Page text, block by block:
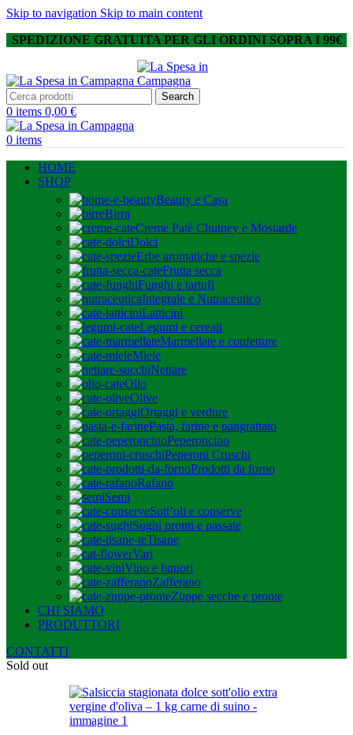
Skip to navigation Skip to main content
SPEDIZIONE GRATUITA PER GLI ORDINI SOPRA I 99€
Search
0 items 0,00 €
0 items
HOME
SHOP
Beauty e Casa
Birra
Creme Patè Chutney e Mostarde
Dolci
Erbe aromatiche e spezie
Frutta secca
Funghi e tartufi
Integrale e Nutraceutico
Latticini
Legumi e cereali
Marmellate e confetture
Miele
Nettare
Olio
Olive
Ortaggi e verdure
Pasta, farine e pangrattato
Peperoncino
Peperoni Cruschi
Prodotti da forno
Rafano
Semi
Sott’oli e conserve
Sughi pronti e passate
Tisane
Vari
Vino e liquori
Zafferano
Zuppe secche e pronte
CHI SIAMO
PRODUTTORI
CONTATTI
Sold out